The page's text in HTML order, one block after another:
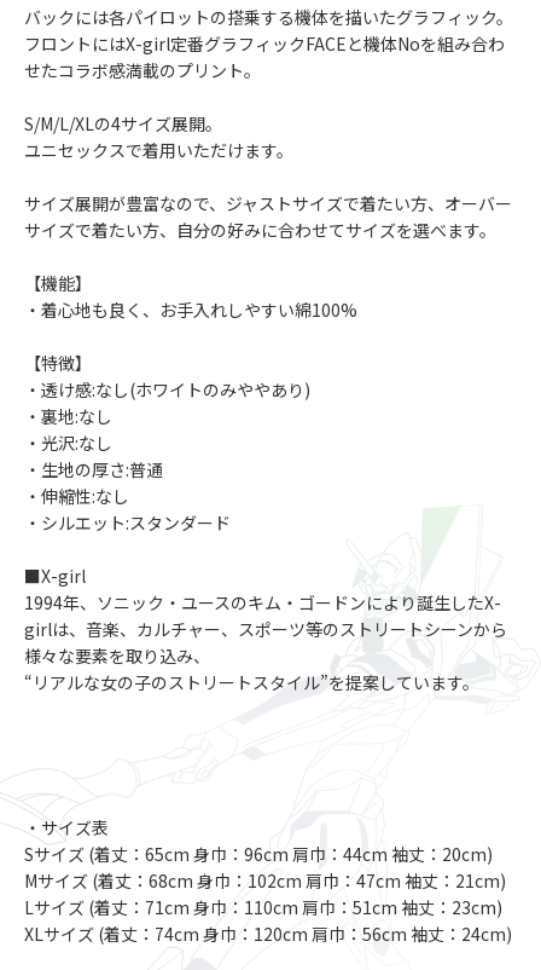
バックには各パイロットの搭乗する機体を描いたグラフィック。
フロントにはX-girl定番グラフィックFACEと機体Noを組み合わ
せたコラボ感満載のプリント。
S/M/L/XLの4サイズ展開。
ユニセックスで着用いただけます。
サイズ展開が豊富なので、ジャストサイズで着たい方、オーバー
サイズで着たい方、自分の好みに合わせてサイズを選べます。
【機能】
・着心地も良く、お手入れしやすい綿100%
【特徴】
・透け感:なし(ホワイトのみややあり)
・裏地:なし
・光沢:なし
・生地の厚さ:普通
・伸縮性:なし
・シルエット:スタンダード
■X-girl
1994年、ソニック・ユースのキム・ゴードンにより誕生したX-
girlは、音楽、カルチャー、スポーツ等のストリートシーンから
様々な要素を取り込み、
“リアルな女の子のストリートスタイル”を提案しています。
・サイズ表
Sサイズ (着丈：65cm 身巾：96cm 肩巾：44cm 袖丈：20cm)
Mサイズ (着丈：68cm 身巾：102cm 肩巾：47cm 袖丈：21cm)
Lサイズ (着丈：71cm 身巾：110cm 肩巾：51cm 袖丈：23cm)
XLサイズ (着丈：74cm 身巾：120cm 肩巾：56cm 袖丈：24cm)